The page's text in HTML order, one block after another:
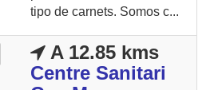
tipo de carnets. Somos c...
A 12.85 kms
Centre Sanitari